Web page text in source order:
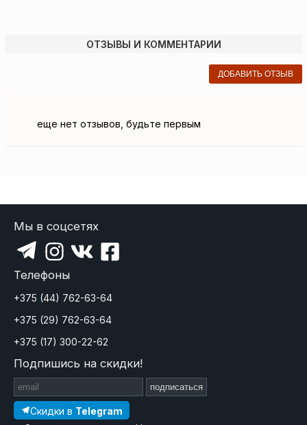
ОТЗЫВЫ И КОММЕНТАРИИ
ДОБАВИТЬ ОТЗЫВ
еще нет отзывов, будьте первым
Мы в соцсетях
Телефоны
+375 (44) 762-63-64
+375 (29) 762-63-64
+375 (17) 300-22-62
Подпишись на скидки!
подписаться
Скидки в Telegram